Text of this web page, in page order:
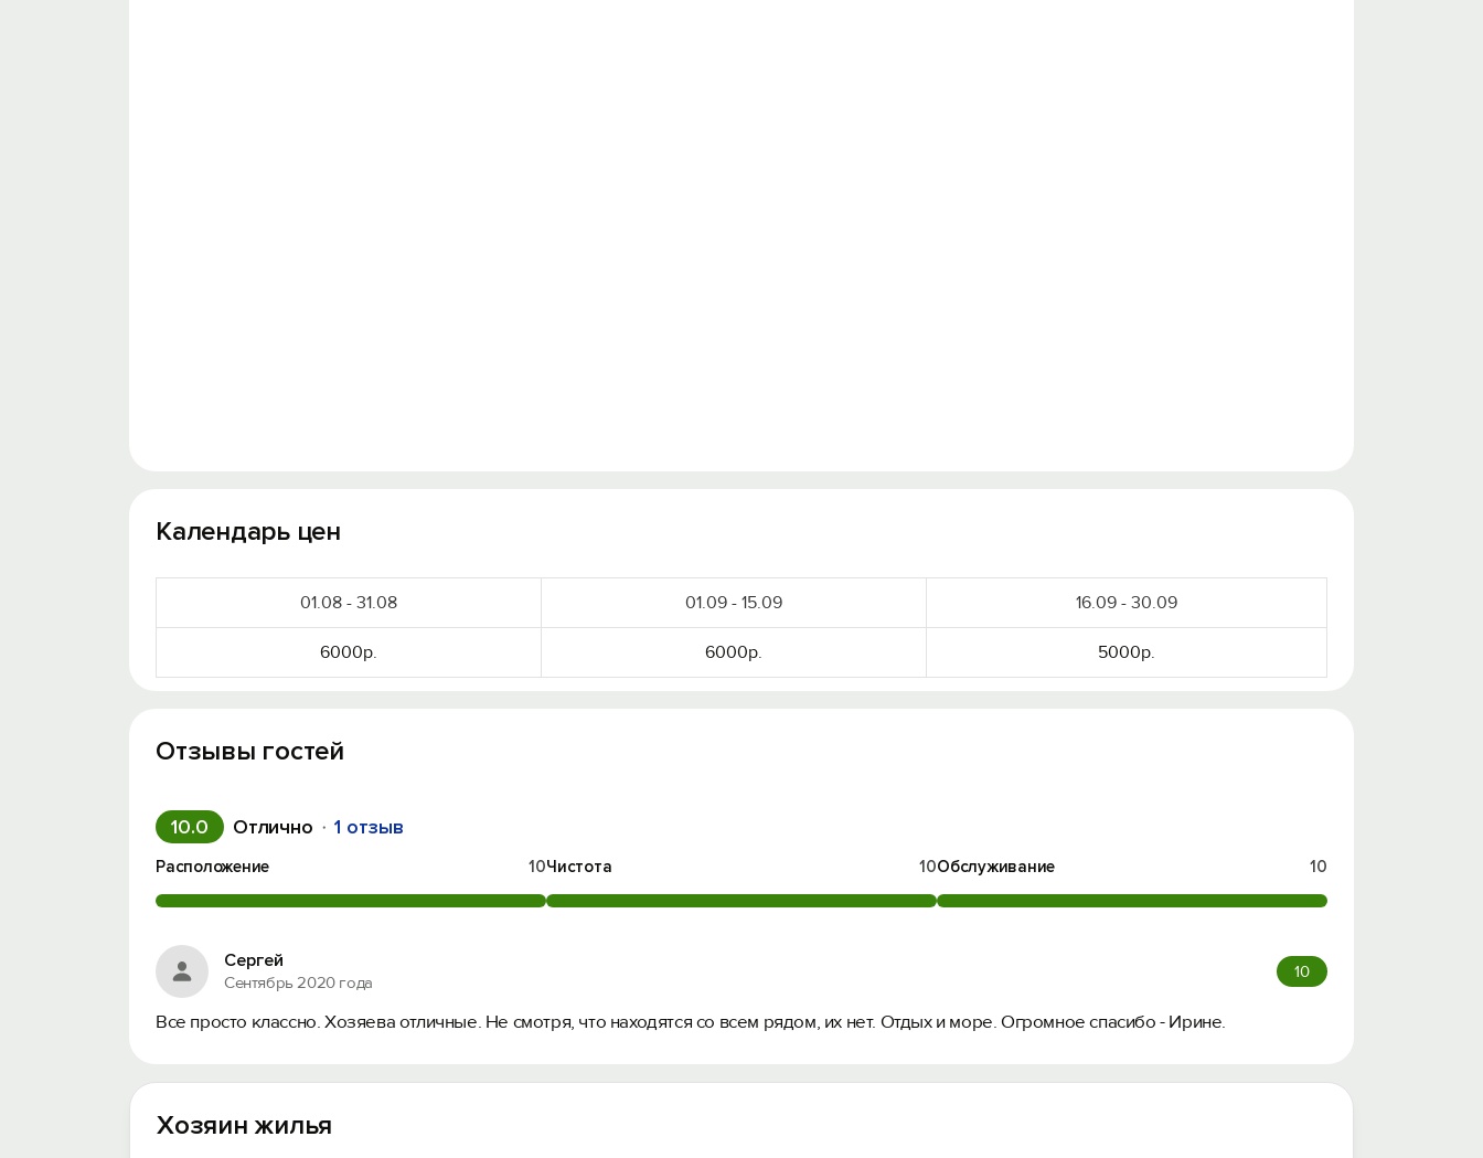
Календарь цен
01.08 - 31.08 01.09 - 15.09 16.09 - 30.09
6000р. 6000р. 5000р.
Отзывы гостей
10.0 Отлично 1 отзыв
Расположение 10Чистота 10Обслуживание 10
Сергей
Сентябрь 2020 года
10
Все просто классно. Хозяева отличные. Не смотря, что находятся со всем рядом, их нет. Отдых и море. Огромное спасибо - Ирине.
Хозяин жилья